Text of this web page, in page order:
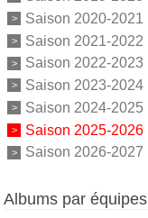
Saison 2020-2021
Saison 2021-2022
Saison 2022-2023
Saison 2023-2024
Saison 2024-2025
Saison 2025-2026
Saison 2026-2027
Albums par équipes